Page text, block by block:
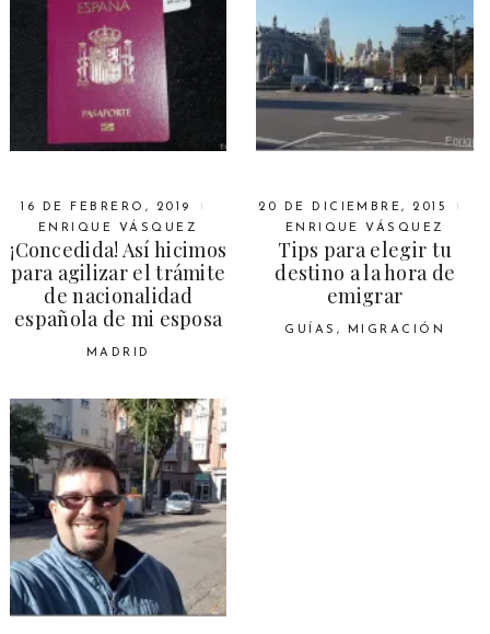
16 DE FEBRERO, 2019
ENRIQUE VÁSQUEZ
¡Concedida! Así hicimos
para agilizar el trámite
de nacionalidad
española de mi esposa
MADRID
20 DE DICIEMBRE, 2015
ENRIQUE VÁSQUEZ
Tips para elegir tu
destino a la hora de
emigrar
GUÍAS , MIGRACIÓN